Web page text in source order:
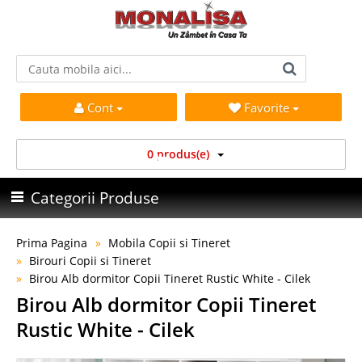
Cont Favorite
0 produs(e)
Categorii Produse
Prima Pagina
Mobila Copii si Tineret
Birouri Copii si Tineret
Birou Alb dormitor Copii Tineret Rustic White - Cilek
Birou Alb dormitor Copii Tineret
Rustic White - Cilek